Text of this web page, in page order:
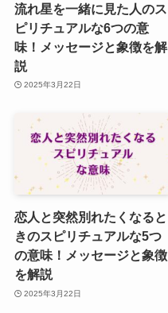
流れ星を一緒に見た人のス
ピリチュアルな6つの意
味！メッセージと象徴を解
説
2025年3月22日
恋人と突然別れたくなると
きのスピリチュアルな5つ
の意味！メッセージと象徴
を解説
2025年3月22日